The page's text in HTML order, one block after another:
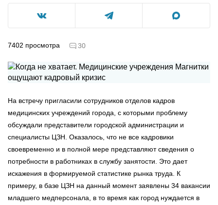
7402 просмотра 30
На встречу пригласили сотрудников отделов кадров
медицинских учреждений города, с которыми проблему
обсуждали представители городской администрации и
специалисты ЦЗН. Оказалось, что не все кадровики
своевременно и в полной мере представляют сведения о
потребности в работниках в службу занятости. Это дает
искажения в формируемой статистике рынка труда. К
примеру, в базе ЦЗН на данный момент заявлены 34 вакансии
младшего медперсонала, в то время как город нуждается в